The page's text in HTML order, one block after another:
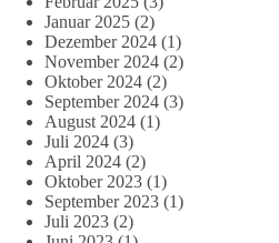
Januar 2025 (2)
Dezember 2024 (1)
November 2024 (2)
Oktober 2024 (2)
September 2024 (3)
August 2024 (1)
Juli 2024 (3)
April 2024 (2)
Oktober 2023 (1)
September 2023 (1)
Juli 2023 (2)